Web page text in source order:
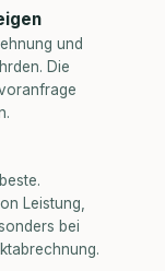
und
Die
Leistung,
bei